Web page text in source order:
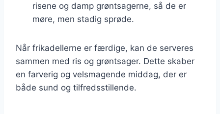
risene og damp grøntsagerne, så de er
møre, men stadig sprøde.
Når frikadellerne er færdige, kan de serveres
sammen med ris og grøntsager. Dette skaber
en farverig og velsmagende middag, der er
både sund og tilfredsstillende.